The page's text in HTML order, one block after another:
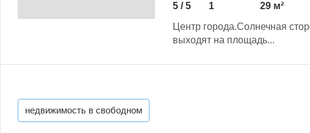
5 / 5 1
29 м²
Центр города.Солнечная
выходят на площадь...
недвижимость в свободном